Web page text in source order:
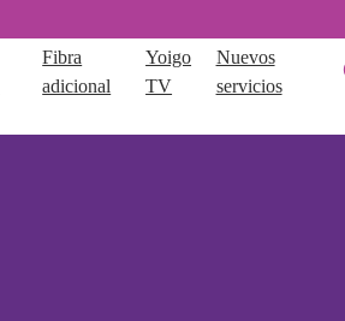
Fibra
adicional
Yoigo
TV
Nuevos
servicios